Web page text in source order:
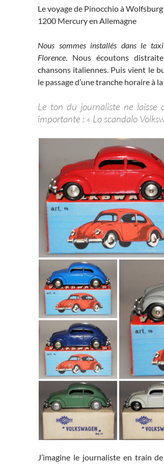
Le voyage de Pinocchio à
1200 Mercury en Allemagne
Nous sommes installés dans le
Florence. Nous écoutons
chansons italiennes. Puis vient le
le passage d’une tranche horaire à
Le ton du journaliste ne laisse
importante : « Lo scandalo
J’imagine le journaliste en train